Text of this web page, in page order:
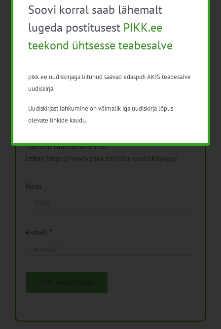
Pikk.ee uudiskirjaga liitumine.
Isikuandmeid töötleme vastavalt
Isikuandmete
Täpsem liitumisvorm on
leitav https://www.pikk.ee/liitu-uudiskirjaga/
Nimi
e-mail *
Soovi korral saab lähemalt
lugeda postitusest PIKK.ee
teekond ühtsesse teabesalve
pikk.ee uudiskirjaga liitunud saavad edaspidi AKIS teabesalve
uudiskirja.
Uudiskirjast lahkumine on võimalik iga uudiskirja lõpus
olevate linkide kaudu.